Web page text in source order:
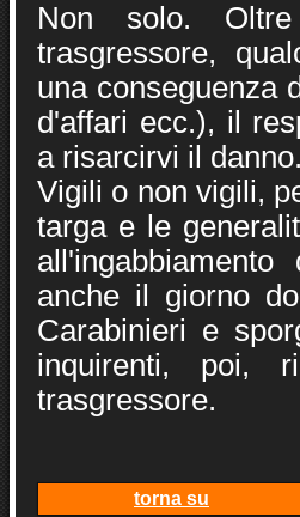
Non solo.
trasgressore,
una conseguenza
d'affari ecc.), il
a risarcirvi il danno.
Vigili o non vigili,
targa e le
anche il giorno
Carabinieri e
inquirenti, poi,
trasgressore.
torna su